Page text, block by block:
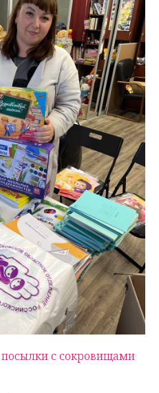
посылки с сокровищами